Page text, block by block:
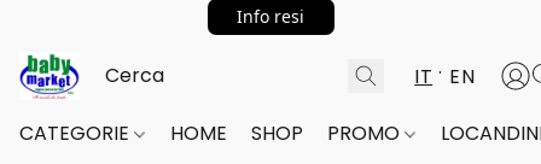
Info resi
IT EN
CATEGORIE HOME SHOP PROMO